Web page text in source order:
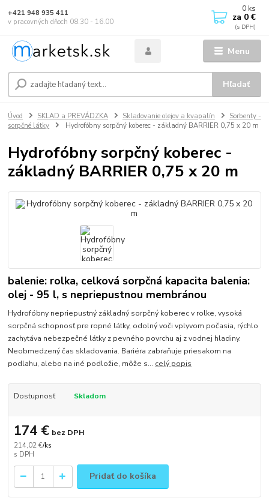
Menu
Hľadať
+421 948 935 411
v pracovných dňoch 08.30 - 16.00
0 ks
za 0 €
Úvod SKLAD a PREVÁDZKA Skladovanie olejov a kvapalín
Sorbenty -
sorpčné látky
Hydrofóbny sorpčný koberec - základný BARRIER 0,75 x 20 m
Hydrofóbny sorpčný koberec -
základný BARRIER 0,75 x 20 m
balenie: rolka, celková sorpčná kapacita balenia:
olej - 95 l, s nepriepustnou membránou
Hydrofóbny nepriepustný základný sorpčný koberec v rolke, vysoká
sorpčná schopnosť pre ropné látky, odolný voči vplyvom počasia, rýchlo
zachytáva nebezpečné látky z pevného povrchu aj z vodnej hladiny.
Neobmedzený čas skladovania. Bariéra zabraňuje priesakom na
podlahu, alebo na iné podložie, môže s... celý popis
Dostupnosť Skladom
214,02 €/ks
174 € bez DPH
Pridať do košíka